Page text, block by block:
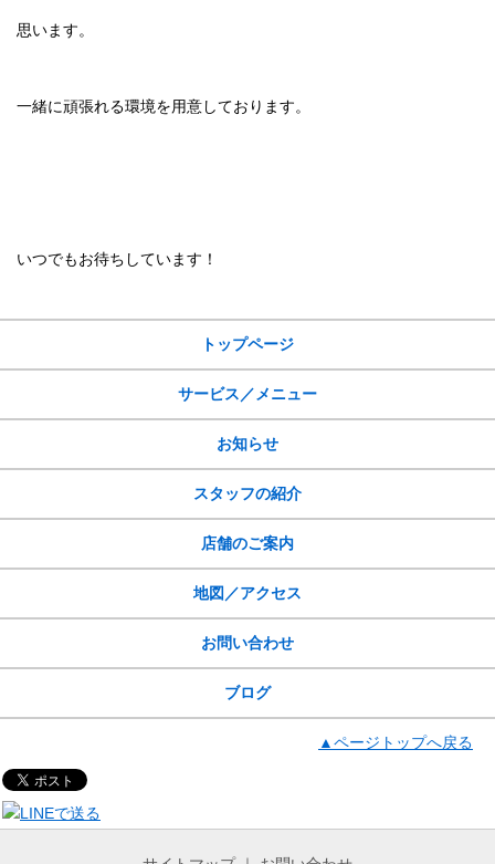
思います。
一緒に頑張れる環境を用意しております。
いつでもお待ちしています！
トップページ
サービス／メニュー
お知らせ
スタッフの紹介
店舗のご案内
地図／アクセス
お問い合わせ
ブログ
▲ページトップへ戻る